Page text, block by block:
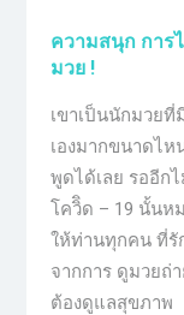
ความสนุก การ
มวย !
เขาเป็นนักมวยที่
เองมากขนาดไห
พูดได้เลย รออีก
โควิิด – 19 นั้นห
ให้ท่านทุกคน ที่รั
จากการ ดูมวยถ่
ต้องดูแลสุขภาพ